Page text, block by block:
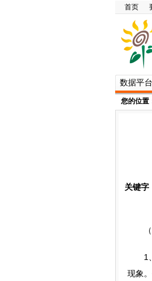
首页
数据平
您的位置
关键字
（
1、
现象